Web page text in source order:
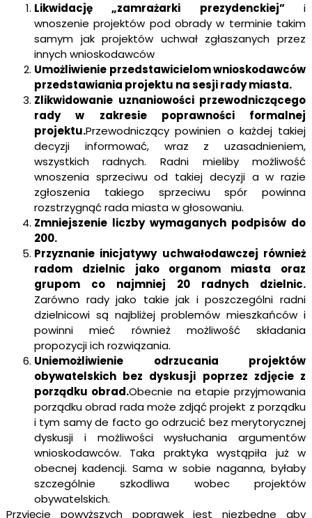
Likwidację „zamrażarki prezydenckiej”i
wnoszenie projektów pod obrady w terminie takim
samym jak projektów uchwał zgłaszanych przez
innych wnioskodawców
Umożliwienie przedstawicielom wnioskodawców
przedstawiania projektu na sesji rady miasta.
Zlikwidowanie uznaniowości przewodniczącego
rady w zakresie poprawności formalnej
projektu.Przewodniczący powinien o każdej takiej
decyzji informować, wraz z uzasadnieniem,
wszystkich radnych. Radni mieliby możliwość
wnoszenia sprzeciwu od takiej decyzji a w razie
zgłoszenia takiego sprzeciwu spór powinna
rozstrzygnąć rada miasta w głosowaniu.
Zmniejszenie liczby wymaganych podpisów do
200.
Przyznanie inicjatywy uchwałodawczej również
radom dzielnic jako organom miasta oraz
grupom co najmniej 20 radnych dzielnic.
Zarówno rady jako takie jak i poszczególni radni
dzielnicowi są najbliżej problemów mieszkańców i
powinni mieć również możliwość składania
propozycji ich rozwiązania.
Uniemożliwienie odrzucania projektów
obywatelskich bez dyskusji poprzez zdjęcie z
porządku obrad.Obecnie na etapie przyjmowania
porządku obrad rada może zdjąć projekt z porządku
i tym samy de facto go odrzucić bez merytorycznej
dyskusji i możliwości wysłuchania argumentów
wnioskodawców. Taka praktyka wystąpiła już w
obecnej kadencji. Sama w sobie naganna, byłaby
szczególnie szkodliwa wobec projektów
obywatelskich.
Przyjęcie powyższych poprawek jest niezbędne aby